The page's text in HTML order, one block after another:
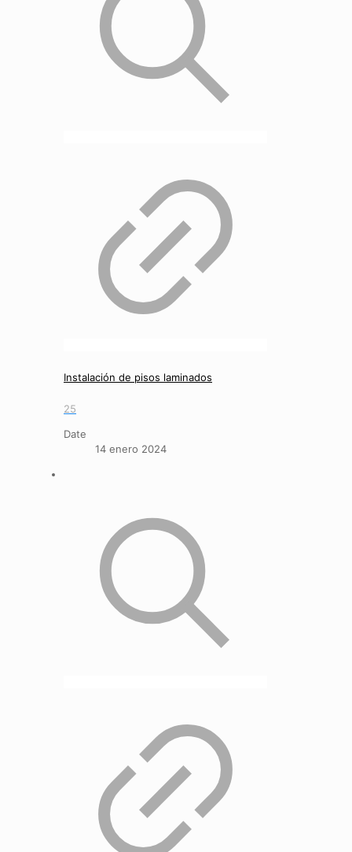
Instalación de pisos laminados
25
Date
14 enero 2024